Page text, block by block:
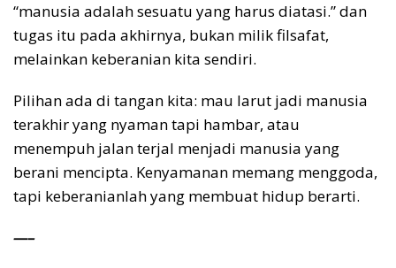
“manusia adalah sesuatu yang harus diatasi.” dan
tugas itu pada akhirnya, bukan milik filsafat,
melainkan keberanian kita sendiri.
Pilihan ada di tangan kita: mau larut jadi manusia
terakhir yang nyaman tapi hambar, atau
menempuh jalan terjal menjadi manusia yang
berani mencipta. Kenyamanan memang menggoda,
tapi keberanianlah yang membuat hidup berarti.
—–